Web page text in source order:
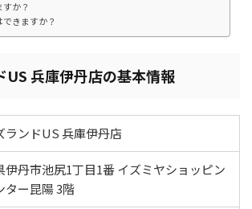
か？
きますか？
US 兵庫伊丹店の基本情報
ランドUS 兵庫伊丹店
伊丹市池尻1丁目1番 イズミヤショッピン
ター昆陽 3階